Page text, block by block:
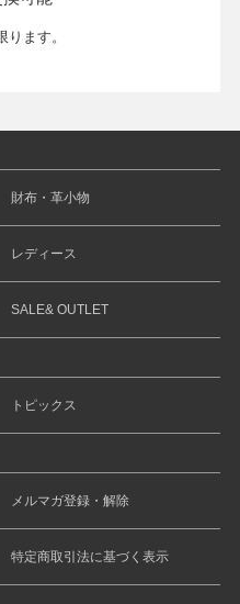
ります。
財布・革小物
レディース
SALE& OUTLET
トピックス
メルマガ登録・解除
特定商取引法に基づく表示